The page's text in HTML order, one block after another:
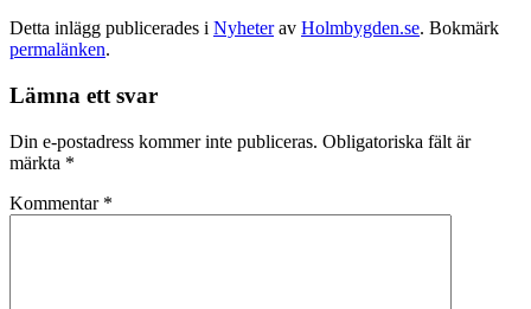
Detta inlägg publicerades i Nyheterav Holmbygden.se. Bokmärk
permalänken.
Lämna ett svar
Din e-postadress kommer inte publiceras. Obligatoriska fält är
märkta *
Kommentar *